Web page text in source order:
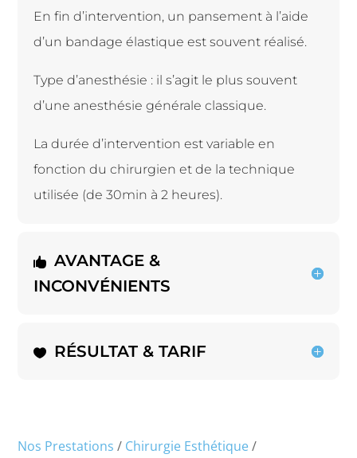
En fin d’intervention, un pansement à l’aide
d’un bandage élastique est souvent réalisé.
Type d’anesthésie : il s’agit le plus souvent
d’une anesthésie générale classique.
La durée d’intervention est variable en
fonction du chirurgien et de la technique
utilisée (de 30min à 2 heures).
AVANTAGE &
INCONVÉNIENTS
RÉSULTAT & TARIF
Nos Prestations / Chirurgie Esthétique/